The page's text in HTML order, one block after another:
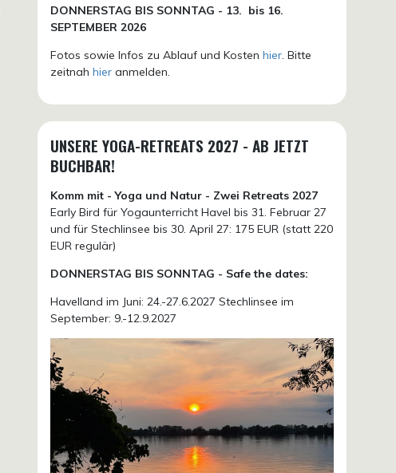
DONNERSTAG BIS SONNTAG - 13. bis 16.
SEPTEMBER 2026
Fotos sowie Infos zu Ablauf und Kostenhier. Bitte
zeitnahhier anmelden.
UNSERE YOGA-RETREATS 2027 - AB JETZT
BUCHBAR!
Komm mit - Yoga und Natur - Zwei Retreats 2027
Early Bird für Yogaunterricht Havel bis 31. Februar 27
und für Stechlinsee bis 30. April 27: 175 EUR (statt 220
EUR regulär)
DONNERSTAG BIS SONNTAG - Safe the dates:
Havelland im Juni: 24.-27.6.2027 Stechlinsee im
September: 9.-12.9.2027